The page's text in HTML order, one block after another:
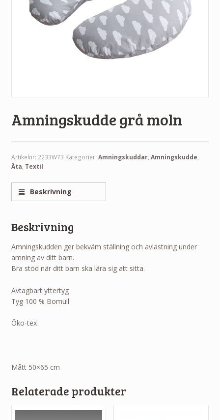
Amningskudde grå moln
Artikelnr: 2233W73 Kategorier: Amningskuddar, Amningskudde,
Äta, Textil
Beskrivning
Beskrivning
Amningskudden ger bekväm ställning och avlastning under
amning av ditt barn.
Bra stöd när ditt barn ska lära sig att sitta.
Avtagbart yttertyg
Tyg 100 % Bomull
Öko-tex
Mått 50×65 cm
Relaterade produkter